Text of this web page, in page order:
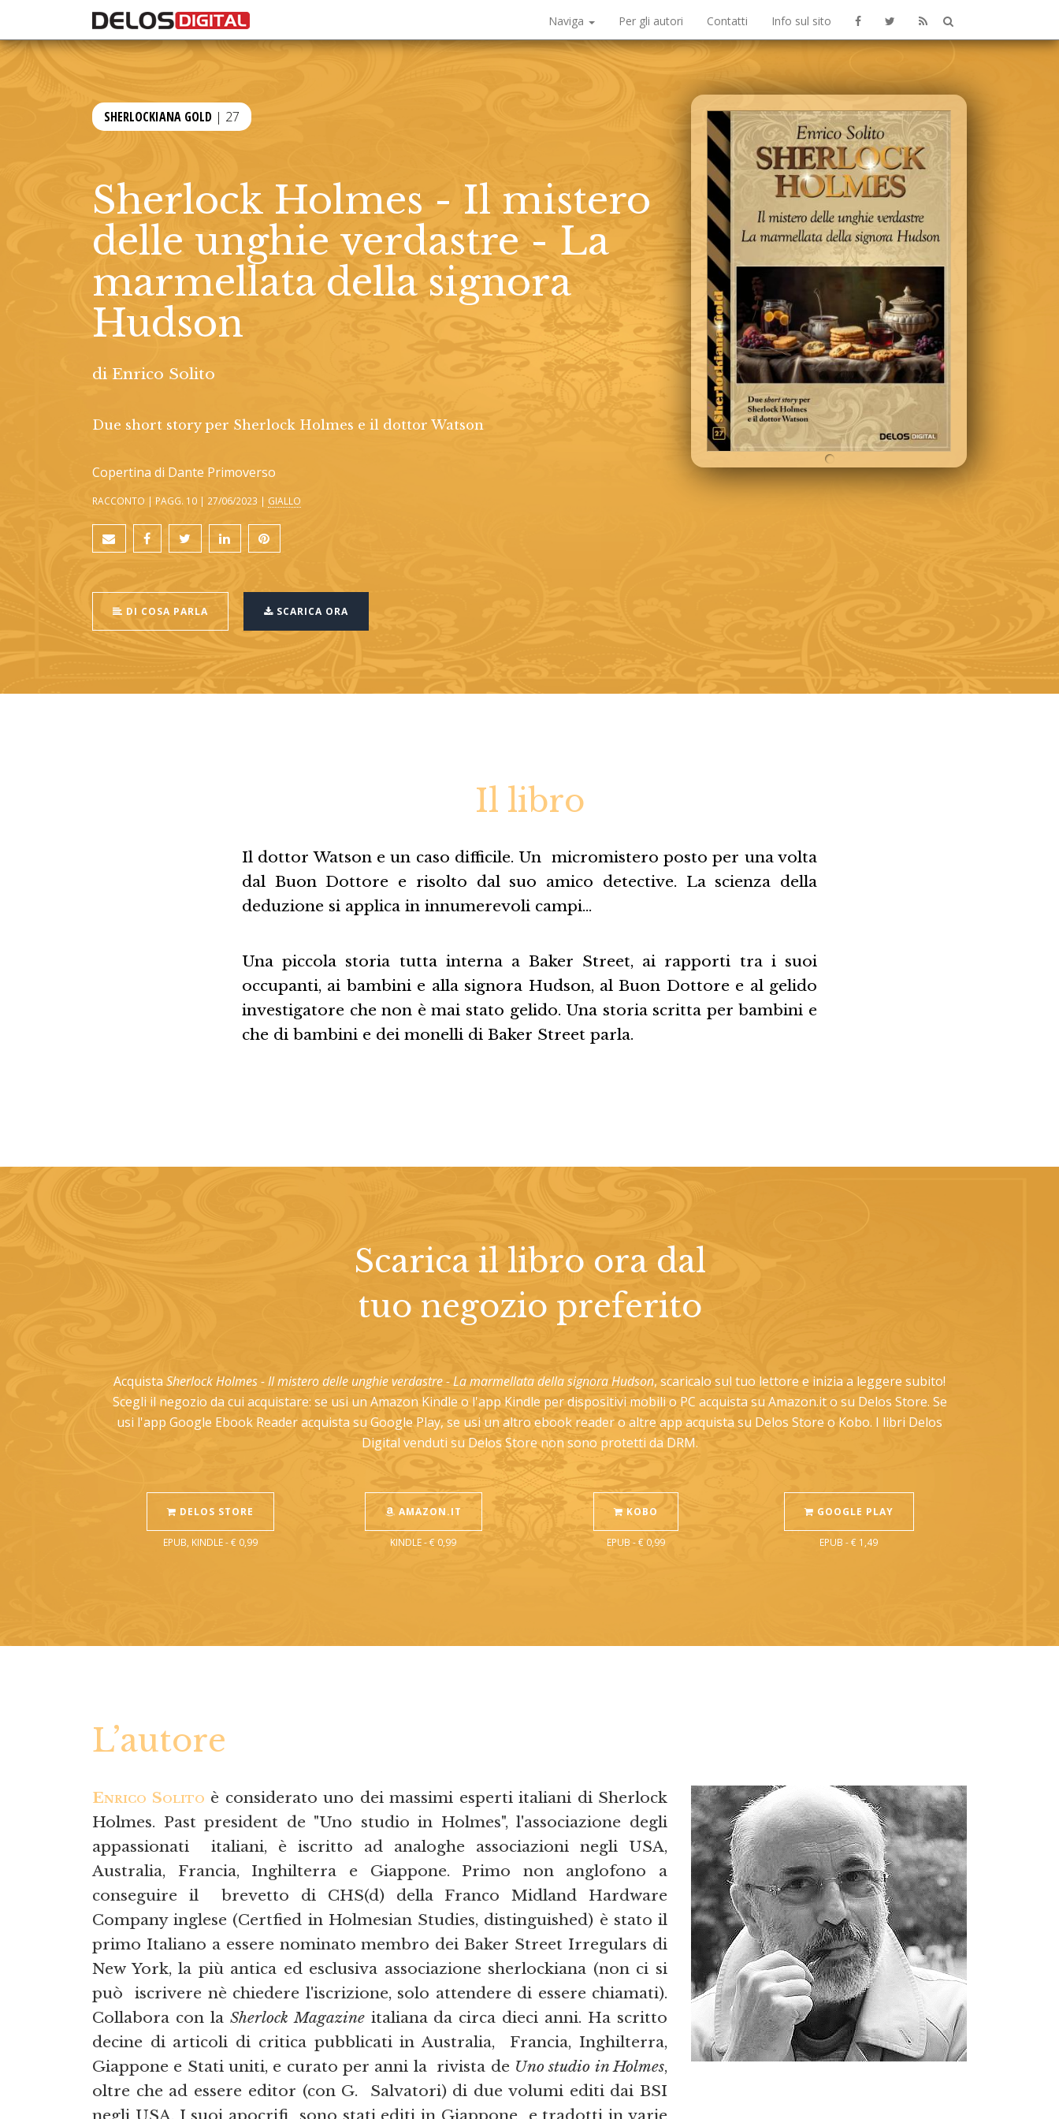
Naviga Per gli autori Contatti Info sul sito
SHERLOCKIANA GOLD | 27
Sherlock Holmes - Il mistero
delle unghie verdastre - La
marmellata della signora
Hudson
di Enrico Solito
Due short story per Sherlock Holmes e il dottor Watson
Copertina di Dante Primoverso
RACCONTO | PAGG. 10 | 27/06/2023 | GIALLO
DI COSA PARLA SCARICA ORA
Il libro
Il dottor Watson e un caso difficile. Un micromistero posto per una volta
dal Buon Dottore e risolto dal suo amico detective. La scienza della
deduzione si applica in innumerevoli campi…
Una piccola storia tutta interna a Baker Street, ai rapporti tra i suoi
occupanti, ai bambini e alla signora Hudson, al Buon Dottore e al gelido
investigatore che non è mai stato gelido. Una storia scritta per bambini e
che di bambini e dei monelli di Baker Street parla.
Scarica il libro ora dal
tuo negozio preferito
Acquista Sherlock Holmes - Il mistero delle unghie verdastre - La marmellata della signora Hudson, scaricalo sul tuo lettore e inizia a leggere subito!
Scegli il negozio da cui acquistare: se usi un Amazon Kindle o l'app Kindle per dispositivi mobili o PC acquista su Amazon.it o su Delos Store. Se
usi l'app Google Ebook Reader acquista su Google Play, se usi un altro ebook reader o altre app acquista su Delos Store o Kobo. I libri Delos
Digital venduti su Delos Store non sono protetti da DRM.
DELOS STORE
EPUB, KINDLE - € 0,99
AMAZON.IT
KINDLE - € 0,99
KOBO
EPUB - € 0,99
GOOGLE PLAY
EPUB - € 1,49
L’autore
Enrico Solito è considerato uno dei massimi esperti italiani di Sherlock
Holmes. Past president de "Uno studio in Holmes", l'associazione degli
appassionati italiani, è iscritto ad analoghe associazioni negli USA,
Australia, Francia, Inghilterra e Giappone. Primo non anglofono a
conseguire il brevetto di CHS(d) della Franco Midland Hardware
Company inglese (Certfied in Holmesian Studies, distinguished) è stato il
primo Italiano a essere nominato membro dei Baker Street Irregulars di
New York, la più antica ed esclusiva associazione sherlockiana (non ci si
può iscrivere nè chiedere l'iscrizione, solo attendere di essere chiamati).
Collabora con la Sherlock Magazineitaliana da circa dieci anni. Ha scritto
decine di articoli di critica pubblicati in Australia, Francia, Inghilterra,
Giappone e Stati uniti, e curato per anni la rivista de Uno studio in Holmes,
oltre che ad essere editor (con G. Salvatori) di due volumi editi dai BSI
negli USA. I suoi apocrifi sono stati editi in Giappone e tradotti in varie